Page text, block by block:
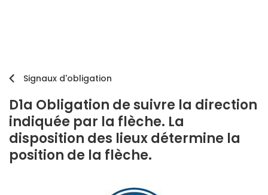
Signaux d'obligation
D1a Obligation de suivre la direction
indiquée par la flèche. La
disposition des lieux détermine la
position de la flèche.